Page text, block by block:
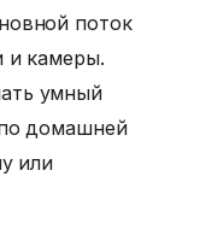
поток
и камеры.
умный
домашней
или